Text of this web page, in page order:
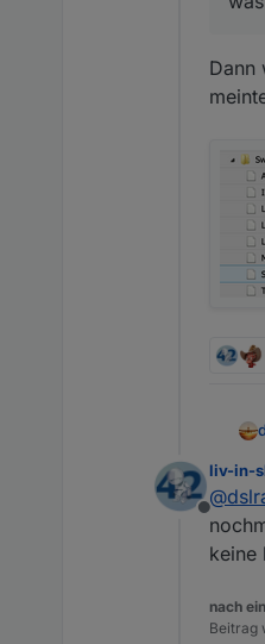
Dann
Offline
liv-in-
@
keine
nach
Beitrag